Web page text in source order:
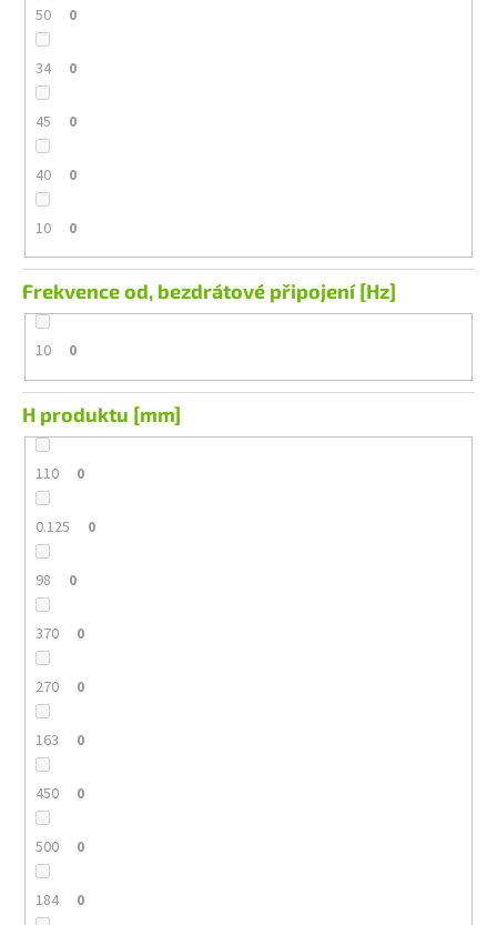
50 0
34 0
45 0
40 0
10 0
Frekvence od, bezdrátové připojení [Hz]
10 0
H produktu [mm]
110 0
0.125 0
98 0
370 0
270 0
163 0
450 0
500 0
184 0